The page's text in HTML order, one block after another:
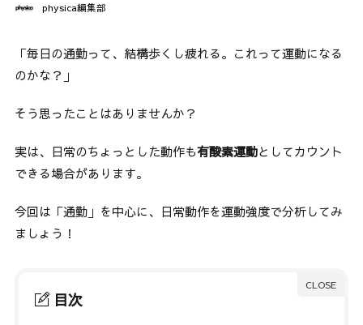
physica編集部
「毎日の通勤って、結構歩くし疲れる。これって運動になる
のかな？」
そう思ったことはありませんか？
実は、日常のちょっとした動作も有酸素運動としてカウント
できる場合があります。
今回は「通勤」を中心に、日常動作を運動強度で分析してみ
ましょう！
目次